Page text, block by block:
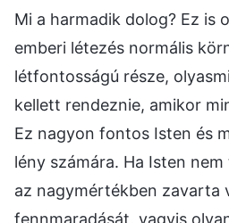
Mi a harmadik dolog? Ez is
emberi létezés normális
létfontosságú része,
kellett rendeznie, amikor
Ez nagyon fontos Isten és
lény számára. Ha Isten
az nagymértékben zavarta
fennmaradását, vagyis